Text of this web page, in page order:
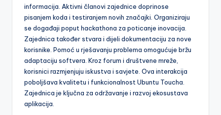
informacija. Aktivni članovi zajednice doprinose
pisanjem koda i testiranjem novih značajki. Organiziraju
se događaji poput hackathona za poticanje inovacija.
Zajednica također stvara i dijeli dokumentaciju za nove
korisnike. Pomoć u rješavanju problema omogućuje bržu
adaptaciju softvera. Kroz forum i društvene mreže,
korisnici razmjenjuju iskustva i savjete. Ova interakcija
poboljšava kvalitetu i funkcionalnost Ubuntu Toucha.
Zajednica je ključna za održavanje i razvoj ekosustava
aplikacija.